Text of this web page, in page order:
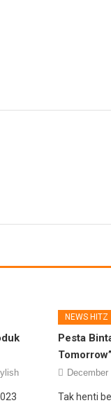
NEWS HITZ
Pesta
December
Tak henti